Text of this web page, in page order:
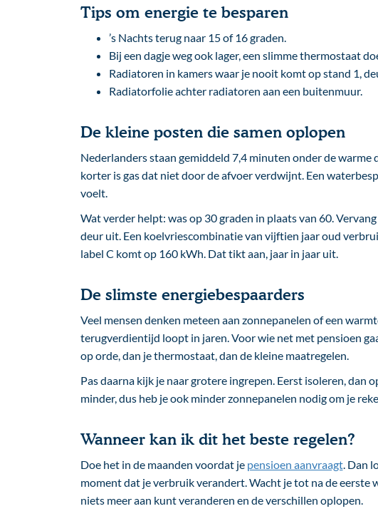
Tips om energie te besparen
’s Nachts terug naar 15 of 16 graden.
Bij een dagje weg ook lager, een slimme thermostaat
Radiatoren in kamers waar je nooit komt op stand 1,
Radiatorfolie achter radiatoren aan een buitenmuur.
De kleine posten die samen oplopen
Nederlanders staan gemiddeld 7,4 minuten onder de warme
korter is gas dat niet door de afvoer verdwijnt. Een
voelt.
Wat verder helpt: was op 30 graden in plaats van 60.
deur uit. Een koelvriescombinatie van vijftien jaar oud
label C komt op 160 kWh. Dat tikt aan, jaar in jaar uit.
De slimste energiebespaarders
Veel mensen denken meteen aan zonnepanelen of een
terugverdientijd loopt in jaren. Voor wie net met pensioen
op orde, dan je thermostaat, dan de kleine maatregelen.
Pas daarna kijk je naar grotere ingrepen. Eerst isoleren, dan
minder, dus heb je ook minder zonnepanelen nodig om je
Wanneer kan ik dit het beste regelen?
Doe het in de maanden voordat je pensioen aanvraagt. Dan
moment dat je verbruik verandert. Wacht je tot na de eerste
niets meer aan kunt veranderen en de verschillen oplopen.